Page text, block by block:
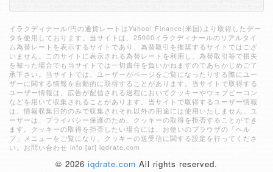
イラクディナール/円の通貨レートはYahoo! Finance(米国)より取得したデー
タを使用しております。当サイトは、25000イラクディナールのリアルタイ
ム為替レートを表示するサイトであり、為替取引を推奨するサイトではござ
いません。このサイトに表示される為替レートを利用し、為替取引等で損失
を被った場合でも当サイトでは一切責任を負いかねますのであらかじめご了
承下さい。当サイトでは、ユーザーがページをご覧になったりする際にユー
ザーに関する情報を自動的に取得することがあります。当サイトで取得する
ユーザー情報は、広告が配信される過程においてクッキーやウェブビーコン
などを用いて収集されることがあります。当サイトで取得するユーザー情報
は、情報収集目的のみで収集されそれ以外の用途には使用いたしません。ユ
ーザーは、プライバシー保護のため、クッキーの取得を拒否することができ
ます。クッキーの取得を拒否したい場合には、お使いのブラウザの「ヘル
プ」メニューをご覧になり、クッキーの送受信に関する設定を行ってくださ
い。お問い合わせ info [at] iqdrate.com
© 2026 iqdrate.com All rights reserved.